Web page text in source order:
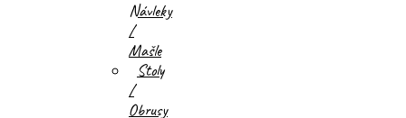
Návleky
/
Mašle
Stoly
/
Obrusy